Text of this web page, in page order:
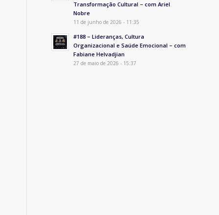
Transformação Cultural – com Ariel
Nobre
11 de junho de 2026 - 11:35
#188 – Lideranças, Cultura
Organizacional e Saúde Emocional – com
Fabiane Helvadjian
27 de maio de 2026 - 15:37